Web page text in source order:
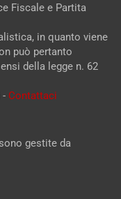
Fiscale e Partita
in quanto viene
può pertanto
della legge n. 62
- Contattaci
gestite da